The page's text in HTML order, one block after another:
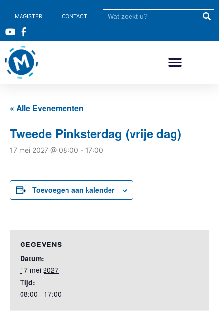
MAGISTER CONTACT
« Alle Evenementen
Tweede Pinksterdag (vrije dag)
17 mei 2027 @ 08:00 - 17:00
Toevoegen aan kalender
GEGEVENS
Datum:
17 mei 2027
Tijd:
08:00 - 17:00